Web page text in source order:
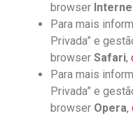
browser
Para mais
Privada” e
browser Safari,
Para mais
Privada” e
browser Opera,